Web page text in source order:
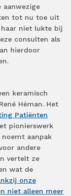
aanwezige
tot nu toe uit
niet lukte bij
consulten als
hierdoor
keramisch
Héman. Het
Patiënten
pionierswerk
noemt aanpak
andere
vertelt ze
wat de
onze
niet alleen meer